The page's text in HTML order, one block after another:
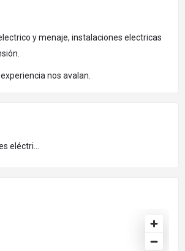
y menaje, instalaciones electricas
nos avalan.